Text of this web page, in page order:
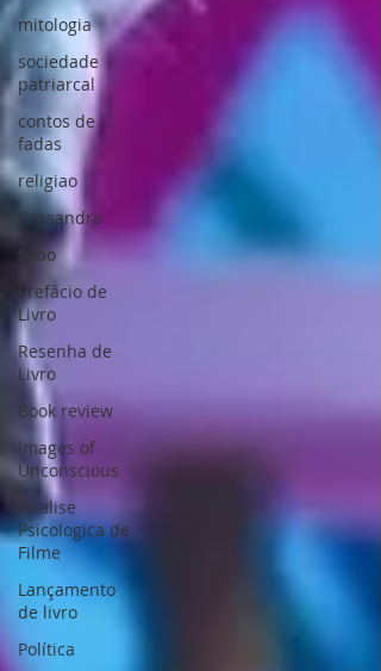
mitologia
sociedade
patriarcal
contos de
fadas
religiao
Cassandra
tribo
Prefácio de
Livro
Resenha de
Livro
Book review
Images of
Unconscious
Analise
Psicologica de
Filme
Lançamento
de livro
Política